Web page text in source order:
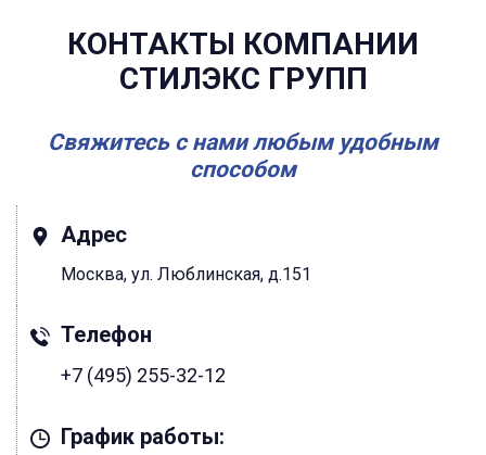
КОНТАКТЫ КОМПАНИИ
СТИЛЭКС ГРУПП
Свяжитесь с нами любым удобным
способом
Адрес
Москва, ул. Люблинская, д.151
Телефон
+7 (495) 255-32-12
График работы: